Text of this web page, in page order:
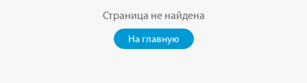
Страница не найдена
На главную